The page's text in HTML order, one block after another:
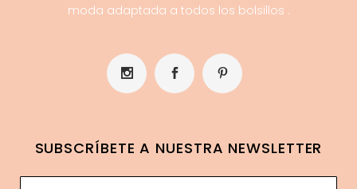
moda adaptada a todos los bolsillos .
SUBSCRÍBETE A NUESTRA NEWSLETTER